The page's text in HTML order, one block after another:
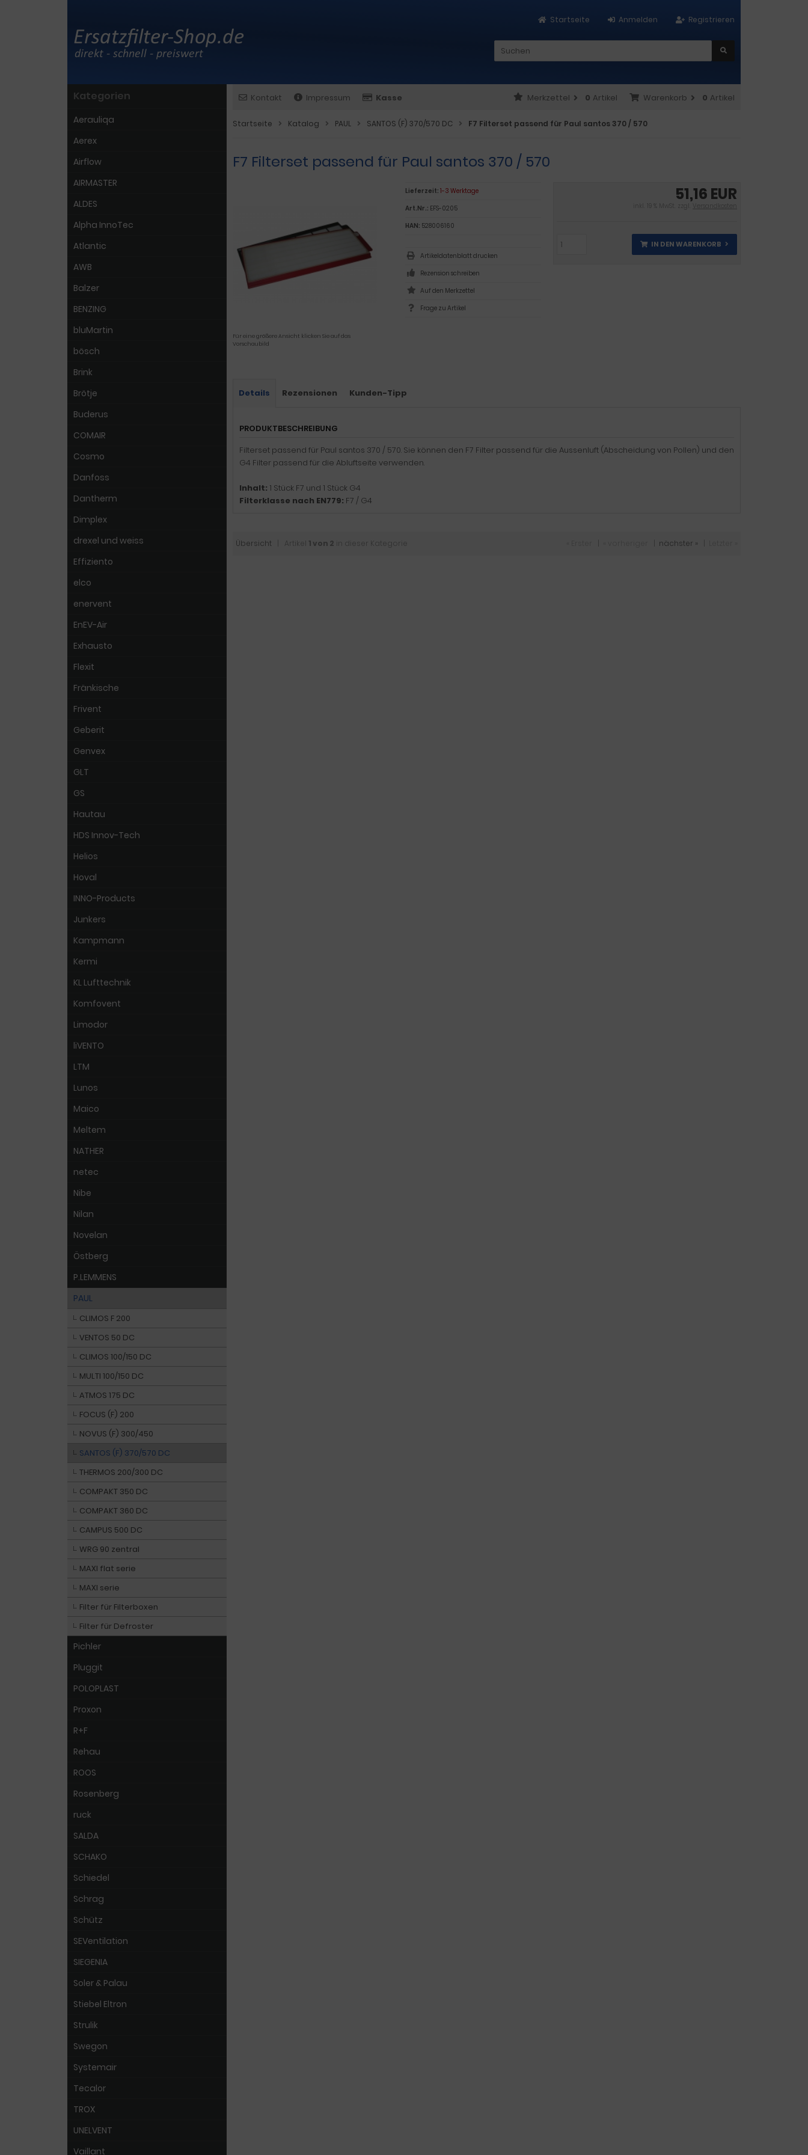
Registrieren
Anmelden
Startseite
Kontakt Impressum Kasse Warenkorb 0 Artikel
Merkzettel 0 Artikel
Startseite Katalog PAUL SANTOS (F) 370/570 DC F7 Filterset passend für Paul santos 370 / 570
F7 Filterset passend für Paul santos 370 / 570
Für eine größere Ansicht klicken Sie auf das
Vorschaubild
51,16 EUR
inkl. 19 % MwSt. zzgl. Versandkosten
IN DEN WARENKORB
Lieferzeit: 1-3 Werktage
Art.Nr.: EFS-0205
HAN: 528006160
Artikeldatenblatt drucken
Rezension schreiben
Frage zu Artikel
Details Rezensionen Kunden-Tipp
PRODUKTBESCHREIBUNG
Filterset passend für Paul santos 370 / 570. Sie können den F7 Filter passend für die Aussenluft (Abscheidung von Pollen) und den
G4 Filter passend für die Abluftseite verwenden.
Inhalt: 1 Stück F7 und 1 Stück G4
Filterklasse nach EN779: F7 / G4
Übersicht | Artikel 1 von 2 in dieser Kategorie nächster »
Kategorien
Aerauliqa
Aerex
Airflow
AIRMASTER
ALDES
Alpha InnoTec
Atlantic
AWB
Balzer
BENZING
bluMartin
bösch
Brink
Brötje
Buderus
COMAIR
Cosmo
Danfoss
Dantherm
Dimplex
drexel und weiss
Effiziento
elco
enervent
EnEV-Air
Exhausto
Flexit
Fränkische
Frivent
Geberit
Genvex
GLT
GS
Hautau
HDS Innov-Tech
Helios
Hoval
INNO-Products
Junkers
Kampmann
Kermi
KL Lufttechnik
Komfovent
Limodor
liVENTO
LTM
Lunos
Maico
Meltem
NATHER
netec
Nibe
Nilan
Novelan
Östberg
P.LEMMENS
PAUL
CLIMOS F 200
VENTOS 50 DC
CLIMOS 100/150 DC
MULTI 100/150 DC
ATMOS 175 DC
FOCUS (F) 200
NOVUS (F) 300/450
SANTOS (F) 370/570 DC
THERMOS 200/300 DC
COMPAKT 350 DC
COMPAKT 360 DC
CAMPUS 500 DC
WRG 90 zentral
MAXI flat serie
MAXI serie
Filter für Filterboxen
Filter für Defroster
Pichler
Pluggit
POLOPLAST
Proxon
R+F
Rehau
ROOS
Rosenberg
ruck
SALDA
SCHAKO
Schiedel
Schrag
Schütz
SEVentilation
SIEGENIA
Soler & Palau
Stiebel Eltron
Strulik
Swegon
Systemair
Tecalor
TROX
UNELVENT
Vaillant